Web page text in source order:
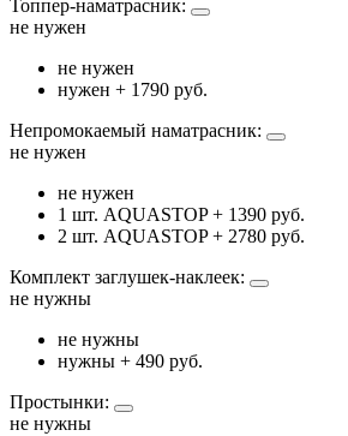
Топпер-наматрасник:
не нужен
не нужен
нужен + 1790 руб.
Непромокаемый наматрасник:
не нужен
не нужен
1 шт. AQUASTOP+ 1390 руб.
2 шт. AQUASTOP+ 2780 руб.
Комплект заглушек-наклеек:
не нужны
не нужны
нужны + 490 руб.
Простынки:
не нужны